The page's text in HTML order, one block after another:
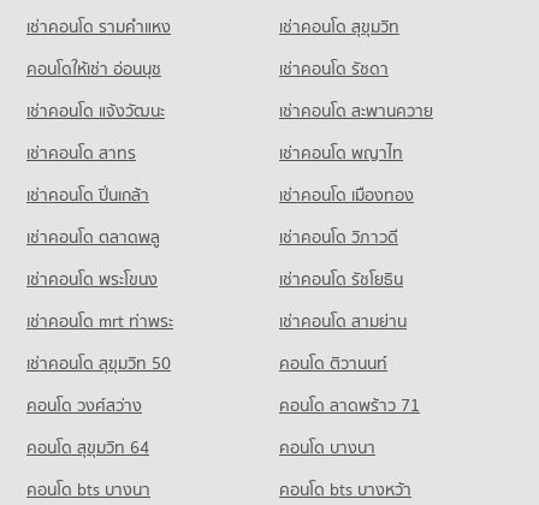
มีคอนโดให้เช่า 29 ประกาศ
ขายคอนโด รร.วัดเสมียนนารี
มีคอนโดขาย 53 ประกาศ
101 โครงการ
คอนโดให้เช่า รร.มัธยมประชานิเวศน์
มีคอนโดขาย 73 ประกาศ
คอนโด เทสโก้โลตัส รัตนาธิเบศร์
451 โครงการ
คอนโดให้เช่า เทสโก้โลตัส รัตนาธิเบศร์
มีคอนโดให้เช่า 112 ประกาศ
ขายคอนโด เทสโก้โลตัส รัตนาธิเบศร์
มีคอนโดขาย 294 ประกาศ
คอนโด บิ๊กซี เอ็กซ์ตร้า รัตนาธิเบศร์
คอนโดให้เช่า บิ๊กซี เอ็กซ์ตร้า รัตนาธิเบศร์
มีคอนโดให้เช่า 64 ประกาศ
ขายคอนโด บิ๊กซี เอ็กซ์ตร้า รัตนาธิเบศร์
มีคอนโดขาย 172 ประกาศ
261 โครงการ
คอนโดให้เช่า เทสโก้โลตัส พงษ์เพชร
ขายคอนโด แยกประชานิเวศน์
มีคอนโดขาย 35 ประกาศ
141 โครงการ
คอนโดให้เช่า กระทรวงสาธารณสุข
มีคอนโดขาย 88 ประกาศ
คอนโด สำนักงานคณะกรรมการอาหารและยา
313 โครงการ
คอนโดให้เช่า สำนักงานคณะกรรมการอาหารและยา
มีคอนโดให้เช่า 66 ประกาศ
ขายคอนโด สำนักงานคณะกรรมการอาหารและยา
คอนโด ศูนย์ฝึกอบรม tot
คอนโดให้เช่า รพ.โรคทรวงอก
มีคอนโดให้เช่า 38 ประกาศ
ขายคอนโด รพ.โรคทรวงอก
มีคอนโดขาย 108 ประกาศ
เช่าคอนโด รามคําแหง
เช่าคอนโด สุขุมวิท
คอนโดให้เช่า อ่อนนุช
เช่าคอนโด รัชดา
เช่าคอนโด แจ้งวัฒนะ
เช่าคอนโด สะพานควาย
เช่าคอนโด สาทร
เช่าคอนโด พญาไท
เช่าคอนโด ปิ่นเกล้า
เช่าคอนโด เมืองทอง
เช่าคอนโด ตลาดพลู
เช่าคอนโด วิภาวดี
เช่าคอนโด พระโขนง
เช่าคอนโด รัชโยธิน
เช่าคอนโด mrt ท่าพระ
เช่าคอนโด สามย่าน
เช่าคอนโด สุขุมวิท 50
คอนโด ติวานนท์
คอนโด วงศ์สว่าง
คอนโด ลาดพร้าว 71
คอนโด สุขุมวิท 64
คอนโด บางนา
คอนโด bts บางนา
คอนโด bts บางหว้า